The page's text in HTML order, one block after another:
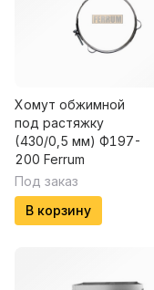
Хомут обжимной
под растяжку
(430/0,5 мм) Ф197-
200 Ferrum
Под заказ
В корзину